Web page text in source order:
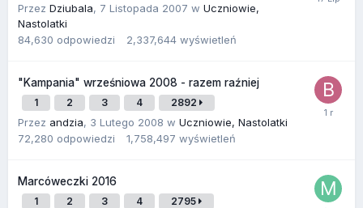
Przez Dziubala, 7 Listopada 2007 w Uczniowie,
Nastolatki
84,630 odpowiedzi 2,337,644 wyświetleń
"Kampania" wrześniowa 2008 - razem raźniej
1 2 3 4 2892
Przez andzia, 3 Lutego 2008 w Uczniowie, Nastolatki
72,280 odpowiedzi 1,758,497 wyświetleń
Marcóweczki 2016
1 2 3 4 2795